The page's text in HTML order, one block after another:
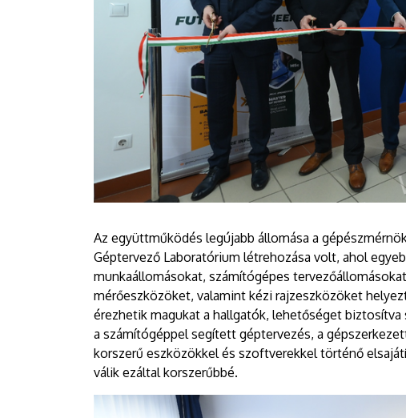
Az együttműködés legújabb állomása a
Géptervező Laboratórium létrehozása volt, ahol
munkaállomásokat, számítógépes
mérőeszközöket, valamint kézi rajzeszközöket
érezhetik magukat a hallgatók, lehetőséget biztosítva
a számítógéppel segített géptervezés, a
korszerű eszközökkel és szoftverekkel történő
válik ezáltal korszerűbbé.